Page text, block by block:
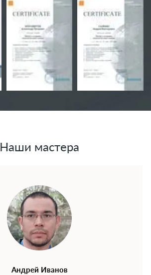
Наши мастера
Андрей Иванов